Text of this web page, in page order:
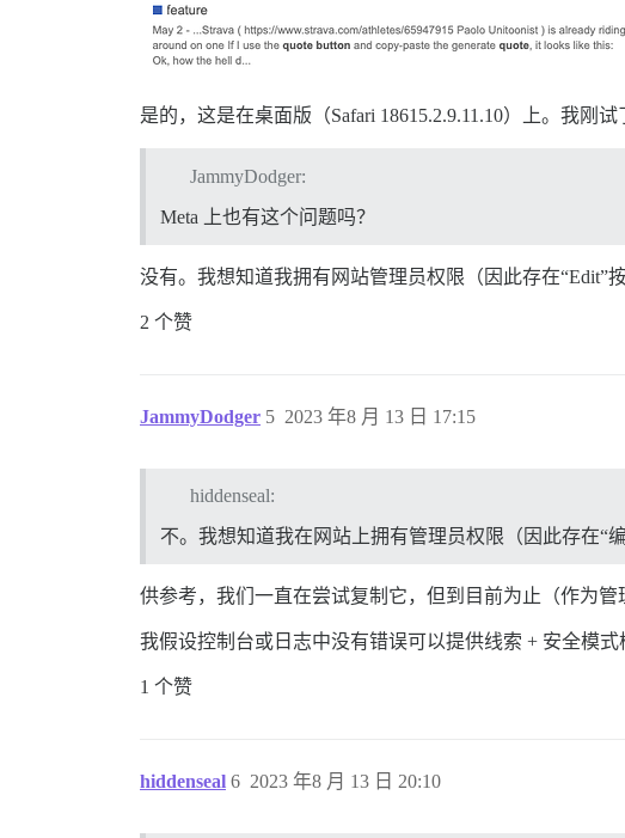
是的，这是在桌面版（Safari 18615.2.9.11.10）上。我刚试
JammyDodger:
Meta 上也有这个问题吗？
没有。我想知道我拥有网站管理员权限（因此存在“Edit”
2 个赞
JammyDodger 2023 年8 月 13 日 17:15
5
hiddenseal:
不。我想知道我在网站上拥有管理员权限（因此存在“
供参考，我们一直在尝试复制它，但到目前为止（作为管
我假设控制台或日志中没有错误可以提供线索 + 安全模
1 个赞
hiddenseal 2023 年8 月 13 日 20:10
6